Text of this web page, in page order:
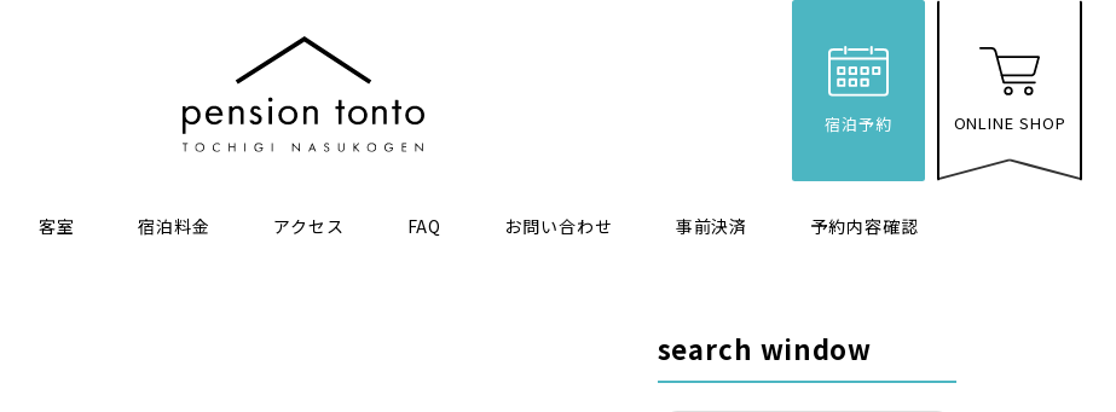
宿泊予約 ONLINE SHOP
客室 宿泊料金 アクセス FAQ お問い合わせ 事前決済 予約内容確認
search window